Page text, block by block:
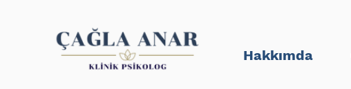
Hakkımda